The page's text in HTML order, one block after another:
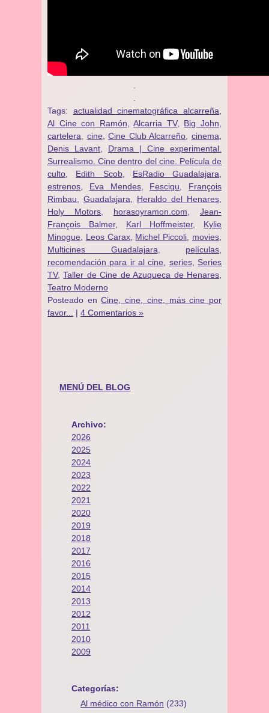
Tags: actualidad cinematográfica alcarreña
Al Cine con Ramón ,Alcarria TV, Big John
cartelera
cine ,Cine Club Alcarreño ,cinema
Denis Lavant
Drama | Cine experimental.
Surrealismo. Cine dentro del cine. Película de
culto
Edith Scob, EsRadio Guadalajara
estrenos
Eva Mendes, Fescigu
François
Rimbau
Guadalajara Heraldo del Henares
Holy Motors
horasoyramon.com
Jean-
François Balmer, Karl Hoffmeister, Kylie
Minogue
Leos Carax, Michel Piccoli movies
Multicines Guadalajara
películas
recomendación para ir al cine
series, Series
TV,Taller de Cine de Azuqueca de Henares
Teatro Moderno
Posteado enCine, cine, cine, más cine por
favor...
| 4 Comentarios »
MENÚ DEL BLOG
Archivo:
2026
2025
2024
2023
2022
2021
2020
2019
2018
2017
2016
2015
2014
2013
2012
2011
2010
2009
Categorías:
Al médico con Ramón (233)